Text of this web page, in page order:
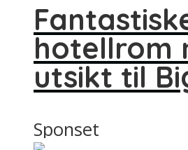
hotellrom
utsikt til
Sponset